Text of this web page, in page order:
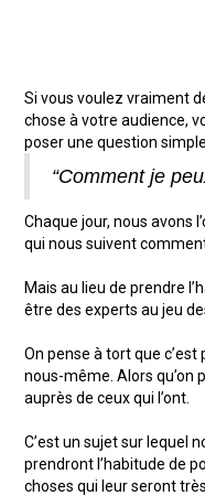
Si vous voulez vraiment
chose à votre audience,
poser une question
“Comment je
Chaque jour, nous avons
qui nous suivent
Mais au lieu de prendre
être des experts au jeu
On pense à tort que
nous-même. Alors qu’on
auprès de ceux qui l’ont.
C’est un sujet sur lequel
prendront l’habitude de
choses qui leur seront